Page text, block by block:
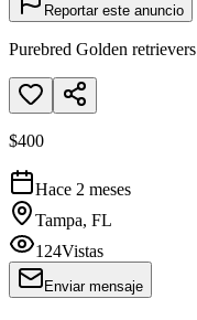
Reportar este anuncio
Purebred Golden retrievers
$400
Hace 2 meses
Tampa, FL
124Vistas
Enviar mensaje